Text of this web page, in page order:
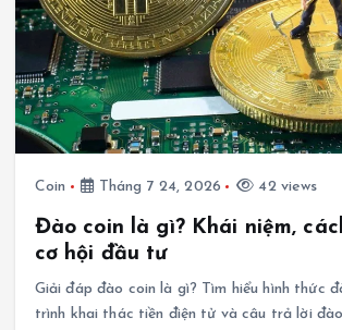
Coin Tháng 7 24, 2026 42 views
Đào coin là gì? Khái niệm,
cơ hội đầu tư
Giải đáp đào coin là gì? Tìm hiểu hình thức
trình khai thác tiền điện tử và câu trả lời